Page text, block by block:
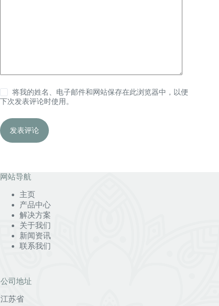
将我的姓名、电子邮件和网站保存在此浏览器中，以便
下次发表评论时使用。
发表评论
网站导航
主页
产品中心
解决方案
关于我们
新闻资讯
联系我们
公司地址
江苏省